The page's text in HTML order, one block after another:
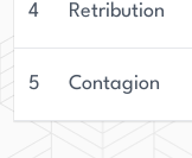
4 Retribution
5 Contagion